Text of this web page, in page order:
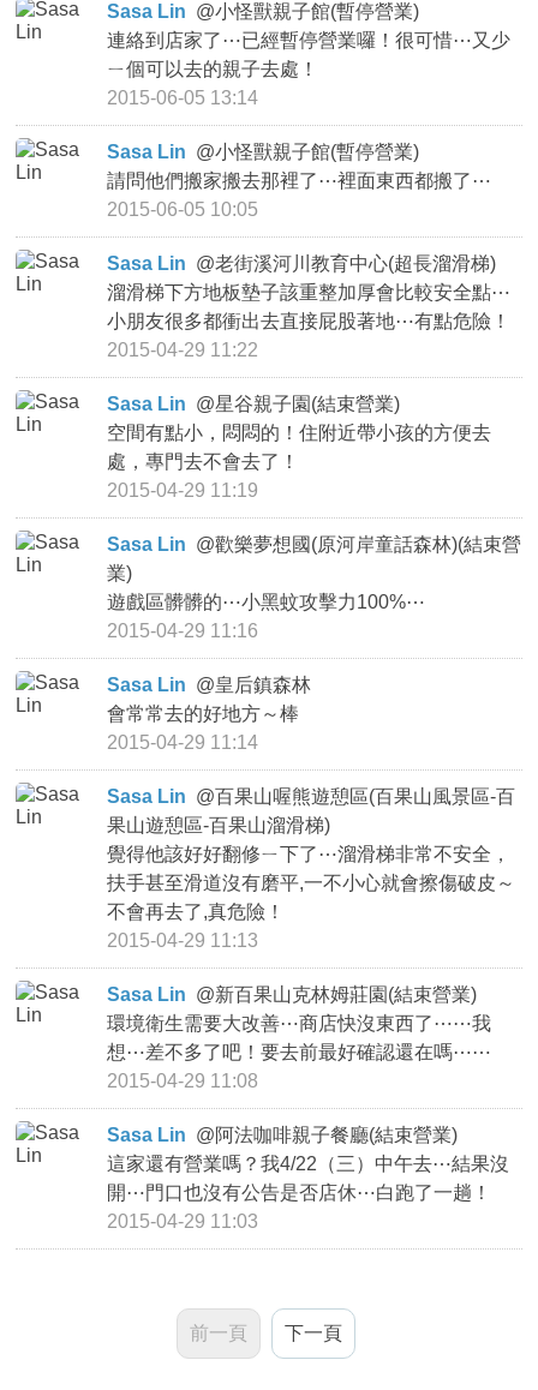
Sasa Lin @小怪獸親子館(暫停營業)
連絡到店家了⋯已經暫停營業囉！很可惜⋯又少
ㄧ個可以去的親子去處！
2015-06-05 13:14
Sasa Lin @小怪獸親子館(暫停營業)
請問他們搬家搬去那裡了⋯裡面東西都搬了⋯
2015-06-05 10:05
Sasa Lin @老街溪河川教育中心(超長溜滑梯)
溜滑梯下方地板墊子該重整加厚會比較安全點⋯
小朋友很多都衝出去直接屁股著地⋯有點危險！
2015-04-29 11:22
Sasa Lin @星谷親子園(結束營業)
空間有點小，悶悶的！住附近帶小孩的方便去
處，專門去不會去了！
2015-04-29 11:19
Sasa Lin @歡樂夢想國(原河岸童話森林)(結束營
業)
遊戲區髒髒的⋯小黑蚊攻擊力100%⋯
2015-04-29 11:16
Sasa Lin @皇后鎮森林
會常常去的好地方～棒
2015-04-29 11:14
Sasa Lin @百果山喔熊遊憩區(百果山風景區-百
果山遊憩區-百果山溜滑梯)
覺得他該好好翻修ㄧ下了⋯溜滑梯非常不安全，
扶手甚至滑道沒有磨平,一不小心就會擦傷破皮～
不會再去了,真危險！
2015-04-29 11:13
Sasa Lin @新百果山克林姆莊園(結束營業)
環境衛生需要大改善⋯商店快沒東西了⋯⋯我
想⋯差不多了吧！要去前最好確認還在嗎⋯⋯
2015-04-29 11:08
Sasa Lin @阿法咖啡親子餐廳(結束營業)
這家還有營業嗎？我4/22（三）中午去⋯結果沒
開⋯門口也沒有公告是否店休⋯白跑了一趟！
2015-04-29 11:03
前一頁 下一頁